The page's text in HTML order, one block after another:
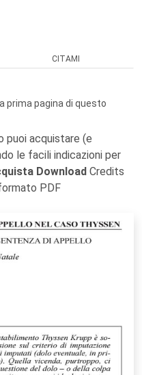
CITAMI
prima pagina di questo
puoi acquistare (e
le facili indicazioni per
Download Credits
PDF